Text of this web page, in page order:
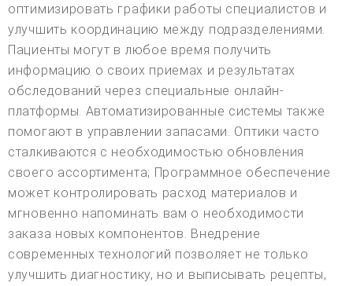
оптимизировать графики работы специалистов и
улучшить координацию между подразделениями.
Пациенты могут в любое время получить
информацию о своих приемах и результатах
обследований через специальные онлайн-
платформы. Автоматизированные системы также
помогают в управлении запасами. Оптики часто
сталкиваются с необходимостью обновления
своего ассортимента; Программное обеспечение
может контролировать расход материалов и
мгновенно напоминать вам о необходимости
заказа новых компонентов. Внедрение
современных технологий позволяет не только
улучшить диагностику, но и выписывать рецепты,